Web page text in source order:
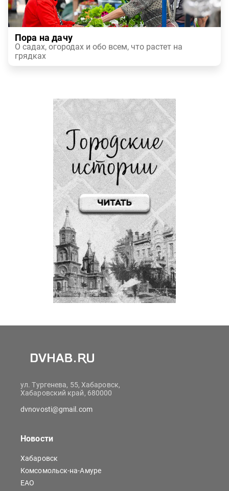
Пора на дачу
О садах, огородах и обо всем, что растет на
грядках
ул. Тургенева, 55, Хабаровск,
Хабаровский край, 680000
dvnovosti@gmail.com
Новости
Хабаровск
Комсомольск-на-Амуре
ЕАО